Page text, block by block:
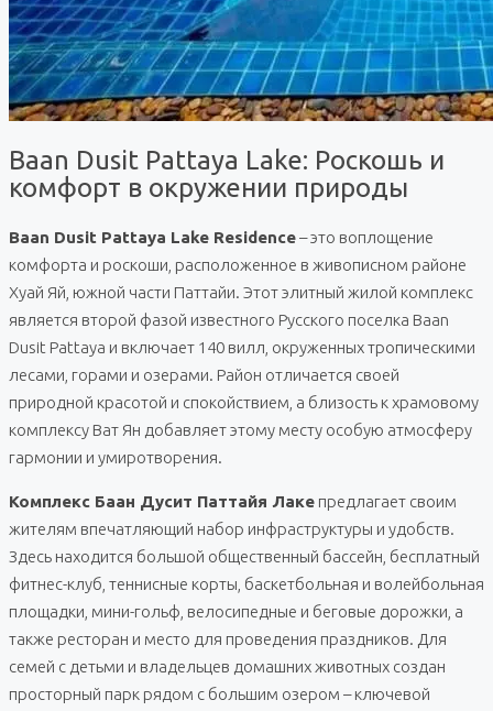
Baan Dusit Pattaya Lake: Роскошь и
комфорт в окружении природы
Baan Dusit Pattaya Lake Residence– это воплощение
комфорта и роскоши, расположенное в живописном районе
Хуай Яй, южной части Паттайи. Этот элитный жилой комплекс
является второй фазой известного Русского поселка Baan
Dusit Pattaya и включает 140 вилл, окруженных тропическими
лесами, горами и озерами. Район отличается своей
природной красотой и спокойствием, а близость к храмовому
комплексу Ват Ян добавляет этому месту особую атмосферу
гармонии и умиротворения.
Комплекс Баан Дусит Паттайя Лаке предлагает своим
жителям впечатляющий набор инфраструктуры и удобств.
Здесь находится большой общественный бассейн, бесплатный
фитнес-клуб, теннисные корты, баскетбольная и волейбольная
площадки, мини-гольф, велосипедные и беговые дорожки, а
также ресторан и место для проведения праздников. Для
семей с детьми и владельцев домашних животных создан
просторный парк рядом с большим озером – ключевой